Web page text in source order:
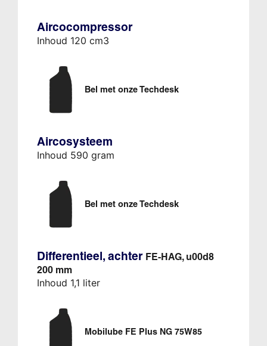
Aircocompressor
Inhoud 120 cm3
Bel met onze Techdesk
Aircosysteem
Inhoud 590 gram
Bel met onze Techdesk
Differentieel, achter FE-HAG, u00d8
200 mm
Inhoud 1,1 liter
Mobilube FE Plus NG 75W85